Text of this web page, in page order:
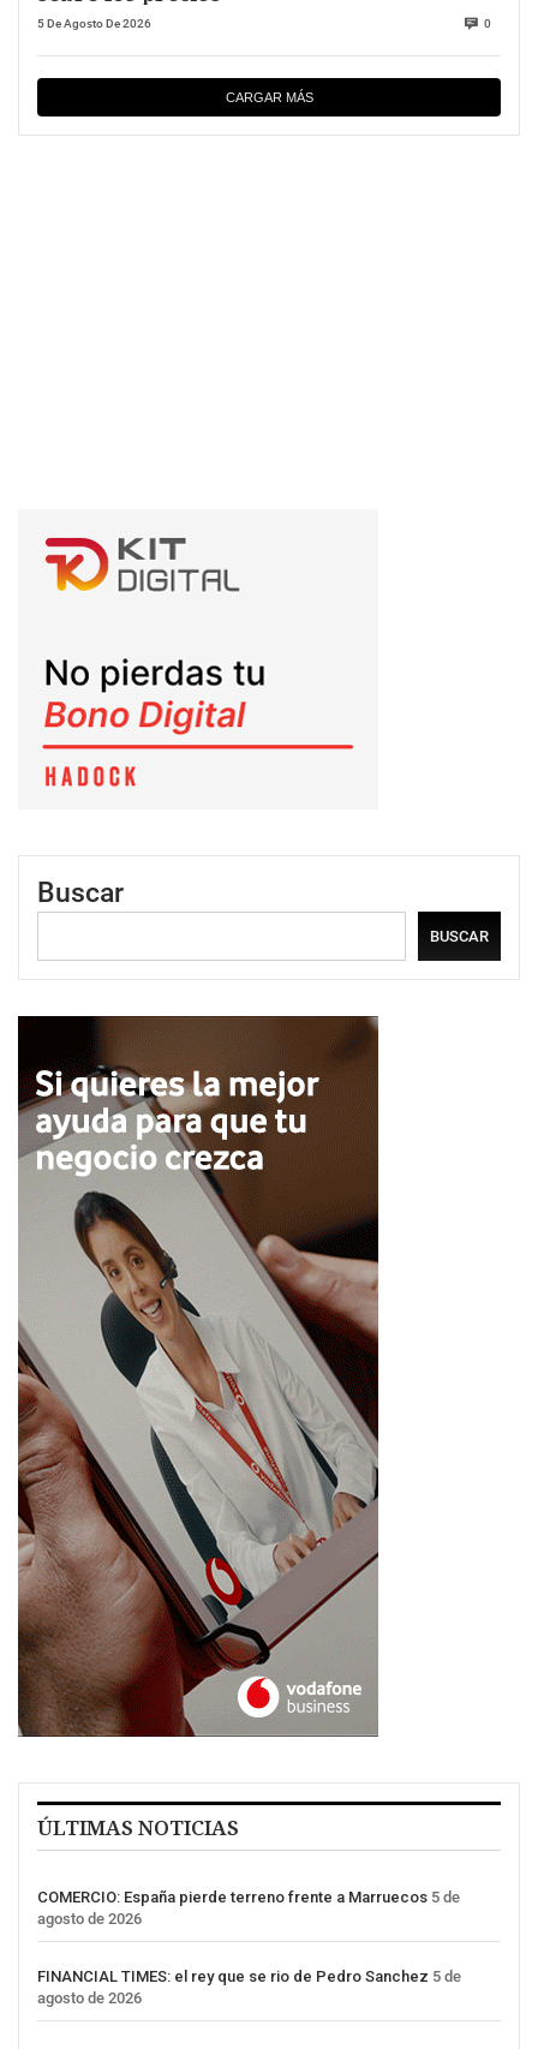
5 De Agosto De 2026 0
CARGAR MÁS
Buscar
BUSCAR
ÚLTIMAS NOTICIAS
COMERCIO: España pierde terreno frente a Marruecos 5 de
agosto de 2026
FINANCIAL TIMES: el rey que se rio de Pedro Sanchez 5 de
agosto de 2026